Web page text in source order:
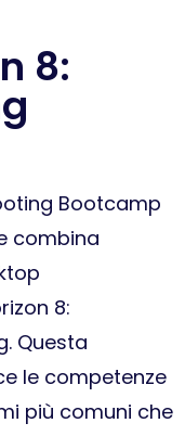
8:
Bootcamp
combina
8:
Questa
le competenze
più comuni che